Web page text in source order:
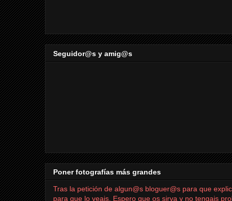
Seguidor@s y amig@s
Poner fotografías más grandes
Tras la petición de algun@s bloguer@s para que
para que lo veais. Espero que os sirva y no tengais